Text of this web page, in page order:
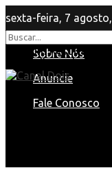
sexta-feira, 7
Sobre Nós
Anuncie
Fale Conosco
Nenhum Resultado
View All Result